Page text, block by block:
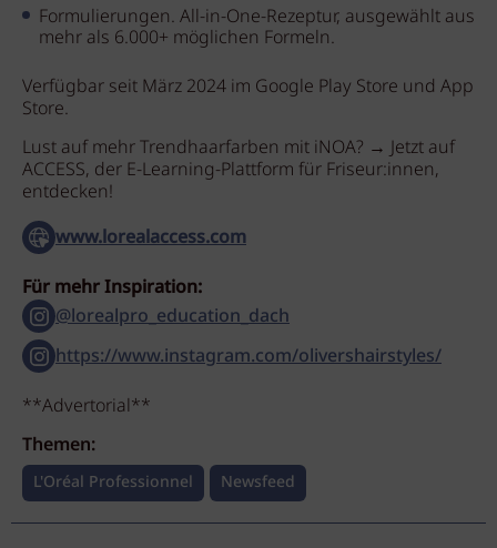
Formulierungen. All-in-One-Rezeptur, ausgewählt aus
mehr als 6.000+ möglichen Formeln.
Verfügbar seit März 2024 im Google Play Store und App
Store.
Lust auf mehr Trendhaarfarben mit iNOA? → Jetzt auf
ACCESS, der E-Learning-Plattform für Friseur:innen,
entdecken!
www.lorealaccess.com
Für mehr Inspiration:
@lorealpro_education_dach
https://www.instagram.com/olivershairstyles/
**Advertorial**
Themen:
L'Oréal Professionnel Newsfeed